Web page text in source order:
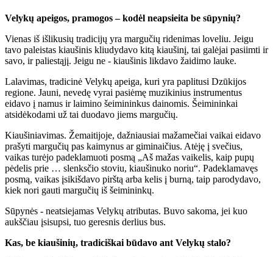
Velykų apeigos, pramogos – kodėl neapsieita be sūpynių?
Vienas iš išlikusių tradicijų yra margučių ridenimas loveliu. Jeigu
tavo paleistas kiaušinis kliudydavo kitą kiaušinį, tai galėjai pasiimti ir
savo, ir paliestąjį. Jeigu ne - kiaušinis likdavo žaidimo lauke.
Lalavimas, tradicinė Velykų apeiga, kuri yra paplitusi Dzūkijos
regione. Jauni, nevedę vyrai pasiėmę muzikinius instrumentus
eidavo į namus ir laimino šeimininkus dainomis. Šeimininkai
atsidėkodami už tai duodavo jiems margučių.
Kiaušiniavimas. Žemaitijoje, dažniausiai mažamečiai vaikai eidavo
prašyti margučių pas kaimynus ar giminaičius. Atėję į svečius,
vaikas turėjo padeklamuoti posmą „Aš mažas vaikelis, kaip pupų
pėdelis prie … slenksčio stoviu, kiaušinuko noriu“. Padeklamavęs
posmą, vaikas įsikišdavo pirštą arba kelis į burną, taip parodydavo,
kiek nori gauti margučių iš šeimininkų.
Sūpynės - neatsiejamas Velykų atributas. Buvo sakoma, jei kuo
aukščiau įsisupsi, tuo geresnis derlius bus.
Kas, be kiaušinių, tradiciškai būdavo ant Velykų stalo?